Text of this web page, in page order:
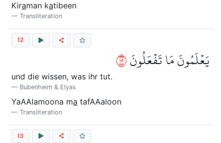
Kiraman katibeen
Transliteration
12
يَعۡلَمُونَ مَا تَفۡعَلُونَ٢١
und die wissen, was ihr tut.
Bubenheim & Elyas
YaAAlamoona ma tafAAaloon
Transliteration
13